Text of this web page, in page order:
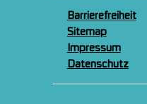
Barrierefreiheit
Sitemap
Impressum
Datenschutz